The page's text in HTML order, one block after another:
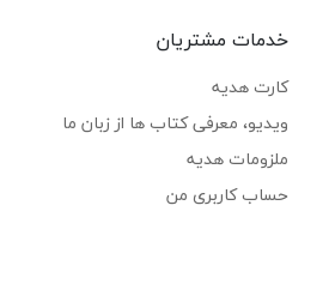
خدمات مشتریان
کارت هدیه
ویدیو، معرفی کتاب ها از زبان ما
ملزومات هدیه
حساب کاربری من